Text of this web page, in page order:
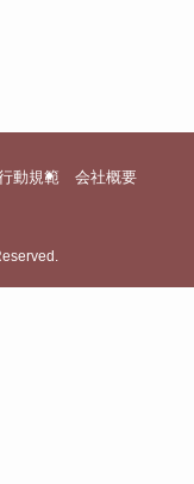
動規範
会社概要